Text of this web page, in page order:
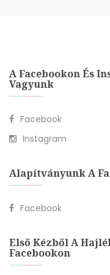
A Facebookon És
Vagyunk
Facebook
Instagram
Alapítványunk A
Facebook
Első Kézből A
Facebookon